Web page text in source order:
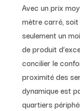
Avec un prix
mètre carré, soit
seulement un
de produit
concilier le
proximité des
dynamique est
quartiers